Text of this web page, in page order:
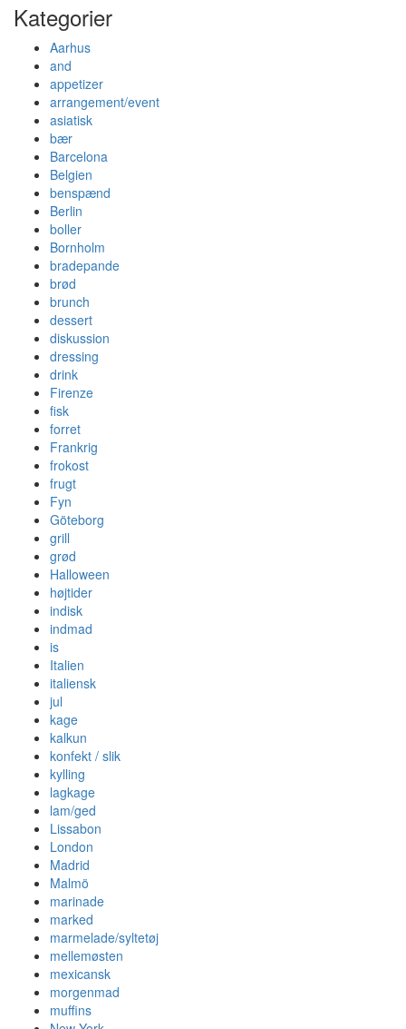
Kategorier
Aarhus
and
appetizer
arrangement/event
asiatisk
bær
Barcelona
Belgien
benspænd
Berlin
boller
Bornholm
bradepande
brød
brunch
dessert
diskussion
dressing
drink
Firenze
fisk
forret
Frankrig
frokost
frugt
Fyn
Göteborg
grill
grød
Halloween
højtider
indisk
indmad
is
Italien
italiensk
jul
kage
kalkun
konfekt / slik
kylling
lagkage
lam/ged
Lissabon
London
Madrid
Malmö
marinade
marked
marmelade/syltetøj
mellemøsten
mexicansk
morgenmad
muffins